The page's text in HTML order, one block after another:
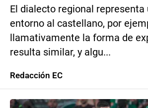
El dialecto regional representa
entorno al castellano, por
llamativamente la forma de
resulta similar, y algu...
Redacción EC